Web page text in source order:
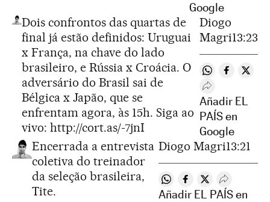
Google
Dois confrontos das quartas de
final já estão definidos: Uruguai
x França, na chave do lado
brasileiro, e Rússia x Croácia. O
adversário do Brasil sai de
Bélgica x Japão, que se
enfrentam agora, às 15h. Siga ao
vivo: http://cort.as/-7jnI
Diogo
Magri13:23
Compartir en
Desplegar
Añadir EL
PAÍS en
Google
Encerrada a entrevista
coletiva do treinador
da seleção brasileira,
Tite.
Diogo Magri13:21
Compartir en Whatsapp
Compartir en
Compartir en
Desplegar
Añadir EL PAÍS en